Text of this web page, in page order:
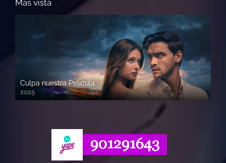
Mas vista
Culpa nuestra Pelicula
2025
720p HD